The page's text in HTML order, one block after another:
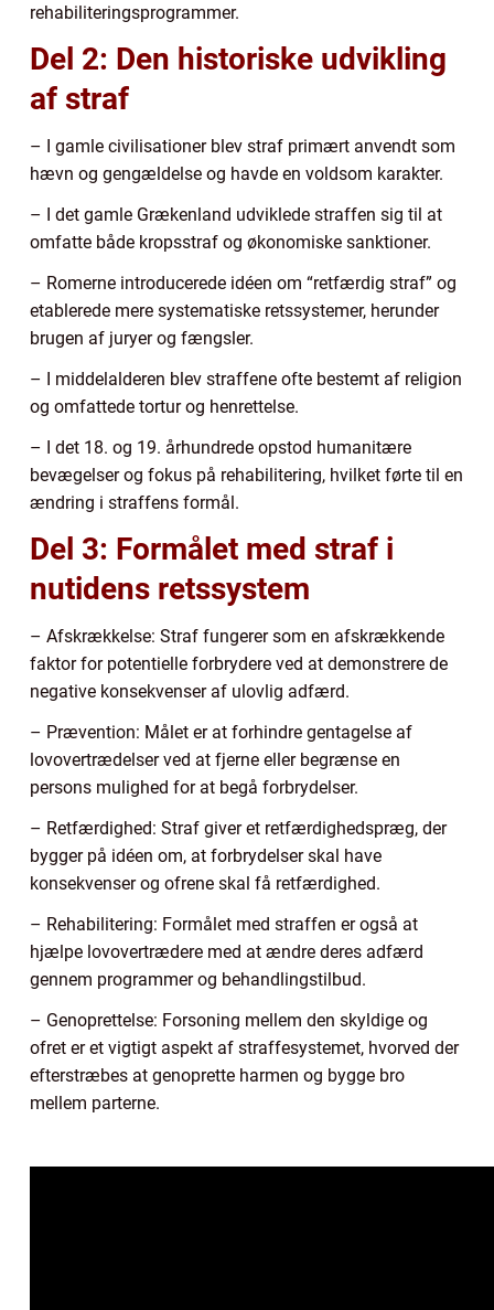
rehabiliteringsprogrammer.
Del 2: Den historiske udvikling
af straf
– I gamle civilisationer blev straf primært anvendt som
hævn og gengældelse og havde en voldsom karakter.
– I det gamle Grækenland udviklede straffen sig til at
omfatte både kropsstraf og økonomiske sanktioner.
– Romerne introducerede idéen om “retfærdig straf” og
etablerede mere systematiske retssystemer, herunder
brugen af juryer og fængsler.
– I middelalderen blev straffene ofte bestemt af religion
og omfattede tortur og henrettelse.
– I det 18. og 19. århundrede opstod humanitære
bevægelser og fokus på rehabilitering, hvilket førte til en
ændring i straffens formål.
Del 3: Formålet med straf i
nutidens retssystem
– Afskrækkelse: Straf fungerer som en afskrækkende
faktor for potentielle forbrydere ved at demonstrere de
negative konsekvenser af ulovlig adfærd.
– Prævention: Målet er at forhindre gentagelse af
lovovertrædelser ved at fjerne eller begrænse en
persons mulighed for at begå forbrydelser.
– Retfærdighed: Straf giver et retfærdighedspræg, der
bygger på idéen om, at forbrydelser skal have
konsekvenser og ofrene skal få retfærdighed.
– Rehabilitering: Formålet med straffen er også at
hjælpe lovovertrædere med at ændre deres adfærd
gennem programmer og behandlingstilbud.
– Genoprettelse: Forsoning mellem den skyldige og
ofret er et vigtigt aspekt af straffesystemet, hvorved der
efterstræbes at genoprette harmen og bygge bro
mellem parterne.